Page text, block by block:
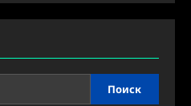
Поиск